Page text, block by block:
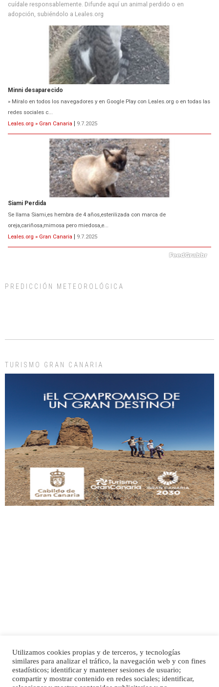
cuídale responsablemente. Difunde aquí un animal perdido o en
adopción, subiéndolo a Leales.org
Minni desaparecido
» Míralo en todos los navegadores y en Google Play con Leales.org o en todas las
redes sociales c...
Leales.org » Gran Canaria | 9.7.2025
Siami Perdida
Se llama Siami,es hembra de 4 años,esterilizada con marca de
oreja,cariñosa,mimosa pero miedosa,e...
Leales.org » Gran Canaria | 9.7.2025
días, ella incluida...
Gato manso encontrado
Este gato macho ha aparecido en la calle hace menos de un mes, es muy
manso y extremadamente cari...
Leales.org » Gran Canaria | 9.7.2025
SHIBA PERDIDO AVDA JOSE MESA Y LOPEZ
PERRO MACHO RAZA SHIBA CON MICROCHIP PERDIDO HOY 06/07/2025 ZONA
MESA Y LOPEZ. ES MUY ASUSTADIZO
PREDICCIÓN METEOROLÓGICA
TURISMO GRAN CANARIA
Inicio Publicidad
Política de privacidad
Aviso Legal
Cláusula de Cookies
Utilizamos cookies propias y de terceros, y tecnologías
similares para analizar el tráfico, la navegación web y con fines
estadísticos; identificar y mantener sesiones de usuario;
compartir y mostrar contenido en redes sociales; identificar,